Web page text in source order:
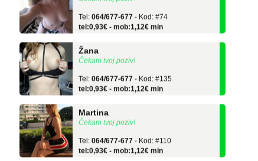
064/677-677
tel:0,93€ - mob:1,12€ min
Čekam tvoj poziv!
064/677-677
tel:0,93€ - mob:1,12€ min
Čekam tvoj poziv!
064/677-677
tel:0,93€ - mob:1,12€ min